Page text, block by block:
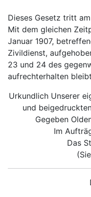
Dieses Gesetz tritt
Mit dem gleichen
Januar 1907,
Zivildienst,
23 und 24 des
aufrechterhalten
Urkundlich Unserer
und
Gegeben
Im
Das